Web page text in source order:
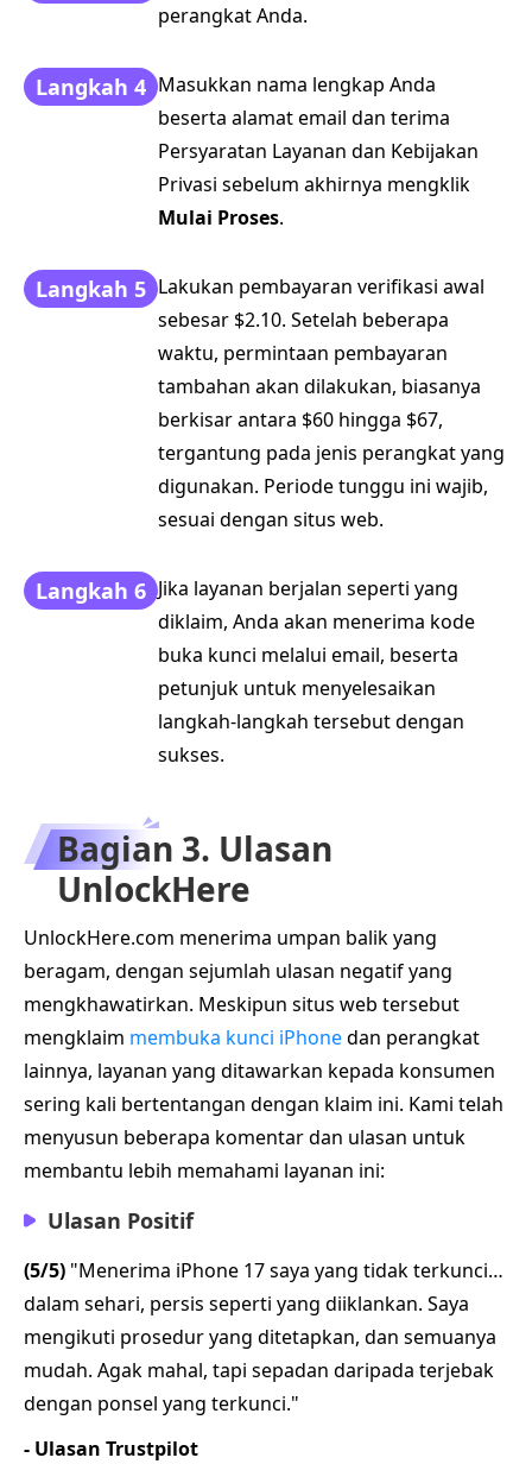
perangkat Anda.
Langkah 4 Masukkan nama lengkap Anda
beserta alamat email dan terima
Persyaratan Layanan dan Kebijakan
Privasi sebelum akhirnya mengklik
Mulai Proses.
Langkah 5 Lakukan pembayaran verifikasi awal
sebesar $2.10. Setelah beberapa
waktu, permintaan pembayaran
tambahan akan dilakukan, biasanya
berkisar antara $60 hingga $67,
tergantung pada jenis perangkat yang
digunakan. Periode tunggu ini wajib,
sesuai dengan situs web.
Langkah 6 Jika layanan berjalan seperti yang
diklaim, Anda akan menerima kode
buka kunci melalui email, beserta
petunjuk untuk menyelesaikan
langkah-langkah tersebut dengan
sukses.
Bagian 3. Ulasan
UnlockHere
UnlockHere.com menerima umpan balik yang
beragam, dengan sejumlah ulasan negatif yang
mengkhawatirkan. Meskipun situs web tersebut
mengklaim membuka kunci iPhonedan perangkat
lainnya, layanan yang ditawarkan kepada konsumen
sering kali bertentangan dengan klaim ini. Kami telah
menyusun beberapa komentar dan ulasan untuk
membantu lebih memahami layanan ini:
Ulasan Positif
(5/5) "Menerima iPhone 17 saya yang tidak terkunci…
dalam sehari, persis seperti yang diiklankan. Saya
mengikuti prosedur yang ditetapkan, dan semuanya
mudah. Agak mahal, tapi sepadan daripada terjebak
dengan ponsel yang terkunci."
- Ulasan Trustpilot